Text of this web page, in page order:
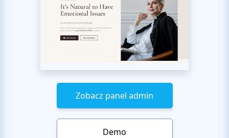
Zobacz panel admin
Demo